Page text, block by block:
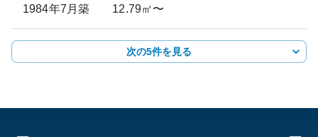
1984年7月築 12.79㎡〜
次の5件を見る